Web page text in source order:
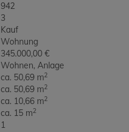
942
3
Kauf
Wohnung
345.000,00 €
Wohnen Anlage
ca. 50,69 m2
ca. 50,69 m2
ca. 10,66 m2
ca. 15 m2
1